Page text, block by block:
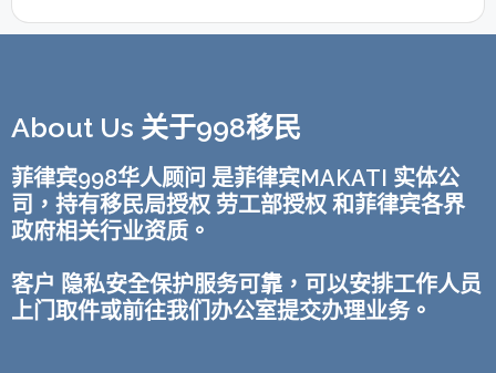
About Us 关于998移民
菲律宾998华人顾问 是菲律宾MAKATI 实体公
司，持有移民局授权 劳工部授权 和菲律宾各界
政府相关行业资质。
客户 隐私安全保护服务可靠，可以安排工作人员
上门取件或前往我们办公室提交办理业务。